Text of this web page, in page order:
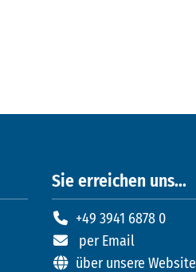
Sie erreichen uns...
+49 3941 6878 0
per Email
über unsere Website